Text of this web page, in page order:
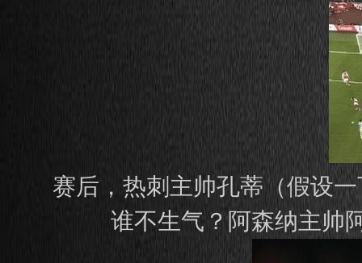
赛后，热刺主帅孔蒂（假设
谁不生气？阿森纳主帅